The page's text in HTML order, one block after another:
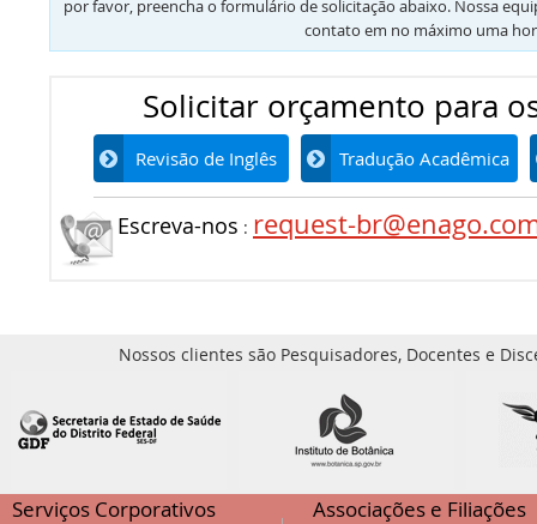
por favor, preencha o formulário de solicitação abaixo. Nossa
contato em no máximo uma
Solicitar orçamento para
Revisão de Inglês Tradução Acadêmica
Escreva-nos : request-
Nossos clientes são Pesquisadores, Docentes e
Serviços Corporativos Associações e Filiações